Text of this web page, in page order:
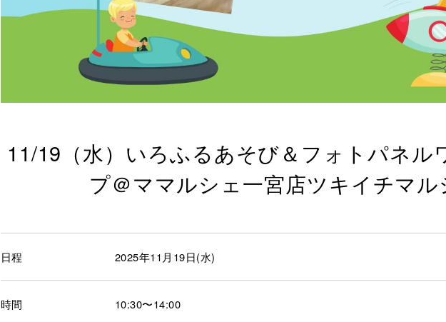
11/19（水）いろふるあそび＆フォトパネル
プ＠ママルシェ一宮店ツキイチマル
日程 2025年11月19日(水)
時間 10:30〜14:00